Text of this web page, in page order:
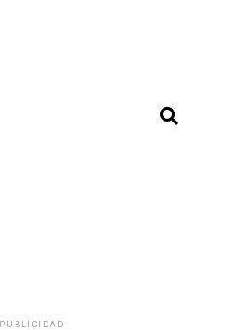
PUBLICIDAD